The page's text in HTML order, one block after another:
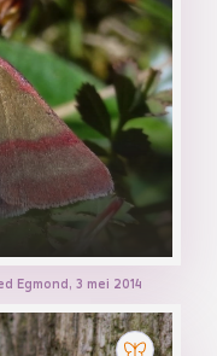
Egmond, 3 mei 2014